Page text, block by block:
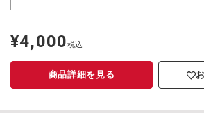
定
価
¥4,000税込
商品詳細を見る